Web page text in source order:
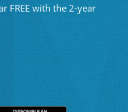
FREE with the 2-year